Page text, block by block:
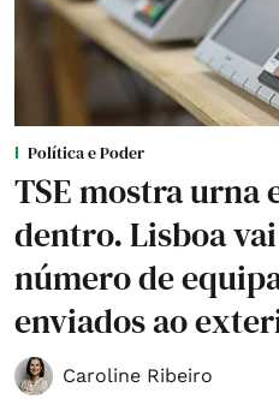
Política e Poder
TSE mostra urna
dentro. Lisboa
número de
enviados ao
Caroline Ribeiro